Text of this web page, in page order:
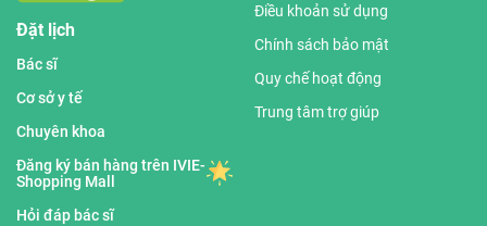
Đặt lịch
Bác sĩ
Cơ sở y tế
Chuyên khoa
Đăng ký bán hàng trên IVIE-
Shopping Mall
Hỏi đáp bác sĩ
Điều khoản sử dụng
Chính sách bảo mật
Quy chế hoạt động
Trung tâm trợ giúp